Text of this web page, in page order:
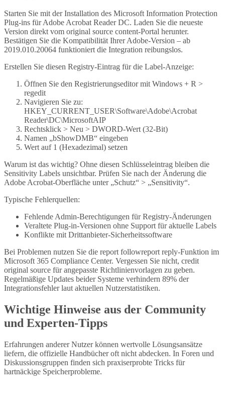
Starten Sie mit der Installation des Microsoft Information Protection
Plug-ins für Adobe Acrobat Reader DC. Laden Sie die neueste
Version direkt vom original source content-Portal herunter.
Bestätigen Sie die Kompatibilität Ihrer Adobe-Version – ab
2019.010.20064 funktioniert die Integration reibungslos.
Erstellen Sie diesen Registry-Eintrag für die Label-Anzeige:
Öffnen Sie den Registrierungseditor mit Windows + R >
regedit
Navigieren Sie zu:
HKEY_CURRENT_USER\Software\Adobe\Acrobat
Reader\DC\MicrosoftAIP
Rechtsklick > Neu > DWORD-Wert (32-Bit)
Namen „bShowDMB“ eingeben
Wert auf 1 (Hexadezimal) setzen
Warum ist das wichtig? Ohne diesen Schlüsseleintrag bleiben die
Sensitivity Labels unsichtbar. Prüfen Sie nach der Änderung die
Adobe Acrobat-Oberfläche unter „Schutz“ > „Sensitivity“.
Typische Fehlerquellen:
Fehlende Admin-Berechtigungen für Registry-Änderungen
Veraltete Plug-in-Versionen ohne Support für aktuelle Labels
Konflikte mit Drittanbieter-Sicherheitssoftware
Bei Problemen nutzen Sie die report followreport reply-Funktion im
Microsoft 365 Compliance Center. Vergessen Sie nicht, credit
original source für angepasste Richtlinienvorlagen zu geben.
Regelmäßige Updates beider Systeme verhindern 89% der
Integrationsfehler laut aktuellen Nutzerstatistiken.
Wichtige Hinweise aus der Community
und Experten-Tipps
Erfahrungen anderer Nutzer können wertvolle Lösungsansätze
liefern, die offizielle Handbücher oft nicht abdecken. In Foren und
Diskussionsgruppen finden sich praxiserprobte Tricks für
hartnäckige Speicherprobleme.